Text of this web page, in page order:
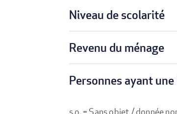
Niveau de scolarité
Revenu du ménage
Personnes ayant